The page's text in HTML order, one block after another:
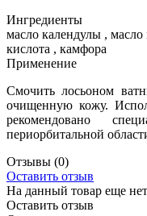
Ингредиенты
масло календулы ,
кислота , камфора
Применение
Смочить лосьоном
очищенную кожу.
рекомендовано
периорбитальной
Отзывы (0)
Оставить отзыв
На данный товар еще
Оставить отзыв